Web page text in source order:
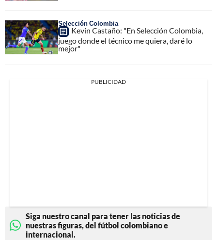
Selección Colombia
Kevin Castaño: "En Selección Colombia,
juego donde el técnico me quiera, daré lo
mejor"
PUBLICIDAD
Siga nuestro canal para tener las noticias de
nuestras figuras, del fútbol colombiano e
internacional.